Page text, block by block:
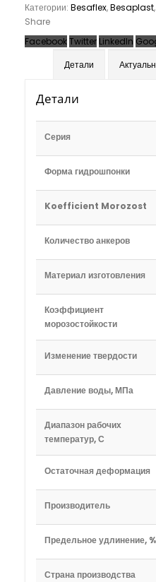
Категории: Besaflex,Besaplast,
Share
FacebookTwitter LinkedIn
Детали
Детали
Серия
Форма гидрошпонки
Koefficient Morozost
Количество анкеров
Материал изготовления
Коэффициент
морозостойкости
Изменение твердости
Давление воды, МПа
Диапазон рабочих
температур, С
Остаточная деформация
Производитель
Предельное удлинение, %
Страна производства